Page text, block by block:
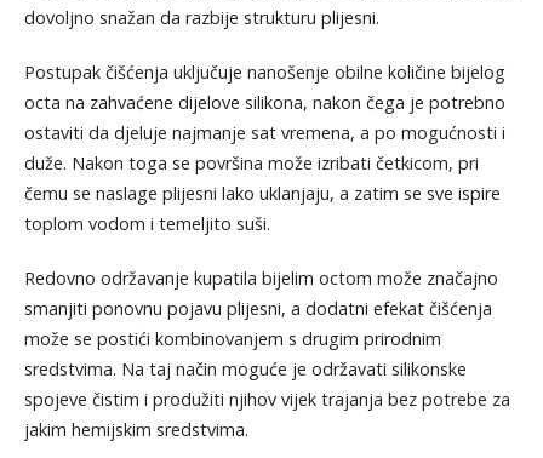
dovoljno snažan da razbije strukturu plijesni.
Postupak čišćenja uključuje nanošenje obilne količine bijelog
octa na zahvaćene dijelove silikona, nakon čega je potrebno
ostaviti da djeluje najmanje sat vremena, a po mogućnosti i
duže. Nakon toga se površina može izribati četkicom, pri
čemu se naslage plijesni lako uklanjaju, a zatim se sve ispire
toplom vodom i temeljito suši.
Redovno održavanje kupatila bijelim octom može značajno
smanjiti ponovnu pojavu plijesni, a dodatni efekat čišćenja
može se postići kombinovanjem s drugim prirodnim
sredstvima. Na taj način moguće je održavati silikonske
spojeve čistim i produžiti njihov vijek trajanja bez potrebe za
jakim hemijskim sredstvima.